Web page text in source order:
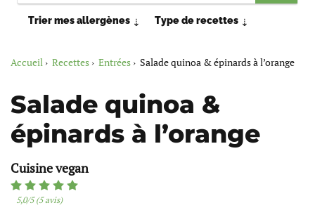
Trier mes allergènes ⇣ Type de recettes ⇣
Accueil Recettes Entrées Salade quinoa & épinards à l’orange
Salade quinoa &
épinards à l’orange
Cuisine vegan
5,0/5 (5 avis)